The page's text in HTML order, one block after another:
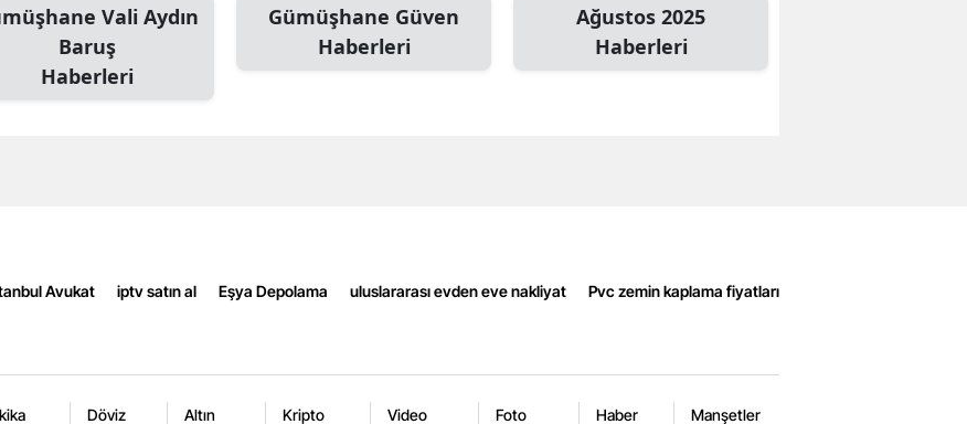
Erzincan
Isparta
Vali Aydın
Baruş
Haberleri
Gümüşhane Güven
Haberleri
Ağustos 2025
Haberleri
Avukat iptv satın al Eşya Depolama uluslararası evden eve nakliyat Pvc zemin kaplama fiyatları
Döviz Altın Kripto Video Foto Haber Manşetler